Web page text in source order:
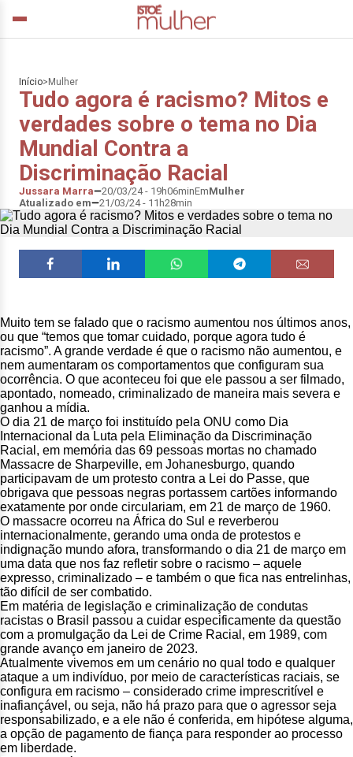
Início> Mulher
Tudo agora é racismo? Mitos e
verdades sobre o tema no Dia
Mundial Contra a
Discriminação Racial
Jussara Marra 20/03/24 - 19h06minEmMulher
Atualizado em
21/03/24 - 11h28min
Muito tem se falado que o racismo aumentou nos últimos anos,
ou que “temos que tomar cuidado, porque agora tudo é
racismo”. A grande verdade é que o racismo não aumentou, e
nem aumentaram os comportamentos que configuram sua
ocorrência. O que aconteceu foi que ele passou a ser filmado,
apontado, nomeado, criminalizado de maneira mais severa e
ganhou a mídia.
O dia 21 de março foi instituído pela ONU como Dia
Internacional da Luta pela Eliminação da Discriminação
Racial, em memória das 69 pessoas mortas no chamado
Massacre de Sharpeville, em Johanesburgo, quando
participavam de um protesto contra a Lei do Passe, que
obrigava que pessoas negras portassem cartões informando
exatamente por onde circulariam, em 21 de março de 1960.
O massacre ocorreu na África do Sul e reverberou
internacionalmente, gerando uma onda de protestos e
indignação mundo afora, transformando o dia 21 de março em
uma data que nos faz refletir sobre o racismo – aquele
expresso, criminalizado – e também o que fica nas entrelinhas,
tão difícil de ser combatido.
Em matéria de legislação e criminalização de condutas
racistas o Brasil passou a cuidar especificamente da questão
com a promulgação da Lei de Crime Racial, em 1989, com
grande avanço em janeiro de 2023.
Atualmente vivemos em um cenário no qual todo e qualquer
ataque a um indivíduo, por meio de características raciais, se
configura em racismo – considerado crime imprescritível e
inafiançável, ou seja, não há prazo para que o agressor seja
responsabilizado, e a ele não é conferida, em hipótese alguma,
a opção de pagamento de fiança para responder ao processo
em liberdade.